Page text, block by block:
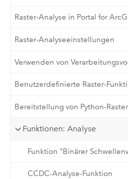
Raster-Analyse in Portal for
Raster-Analyseeinstellungen
Verwenden von
Benutzerdefinierte Raster-
Bereitstellung von Python-
Funktionen: Analyse
Funktion "Binärer
CCDC-Analyse-Funktion